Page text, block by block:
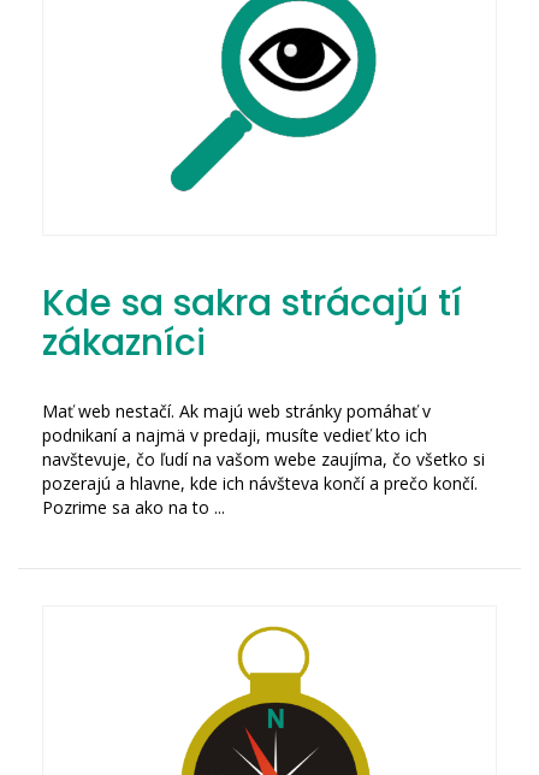
Kde sa sakra strácajú tí
zákazníci
Mať web nestačí. Ak majú web stránky pomáhať v
podnikaní a najmä v predaji, musíte vedieť kto ich
navštevuje, čo ľudí na vašom webe zaujíma, čo všetko si
pozerajú a hlavne, kde ich návšteva končí a prečo končí.
Pozrime sa ako na to ...